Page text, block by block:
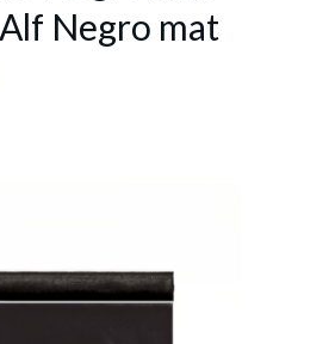
Negro mat